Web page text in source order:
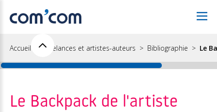
Accueil Freelances et artistes-auteurs Bibliographie Le
Le Backpack de l'artiste